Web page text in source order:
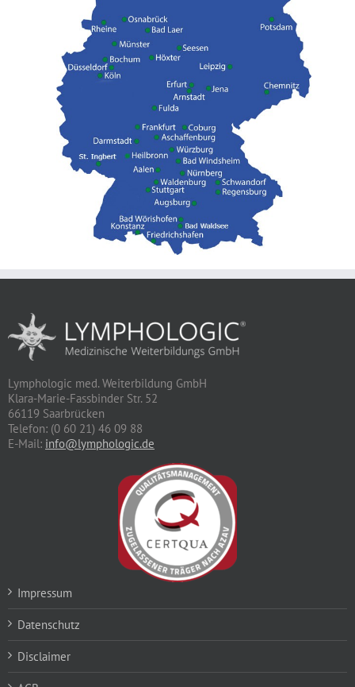
Lymphologic med. Weiterbildung GmbH
Klara-Marie-Fassbinder Str. 52
66119 Saarbrücken
Telefon: (0 60 21) 46 09 88
E-Mail: info@lymphologic.de
Impressum
Datenschutz
Disclaimer